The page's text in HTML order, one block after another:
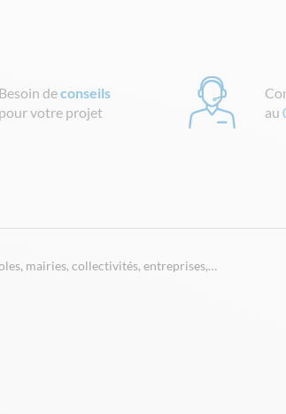
Besoin deconseils
pour votre projet
au
mairies, collectivités, entreprises,…